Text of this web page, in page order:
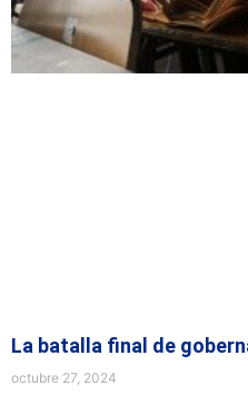
La batalla final de
octubre 27, 2024